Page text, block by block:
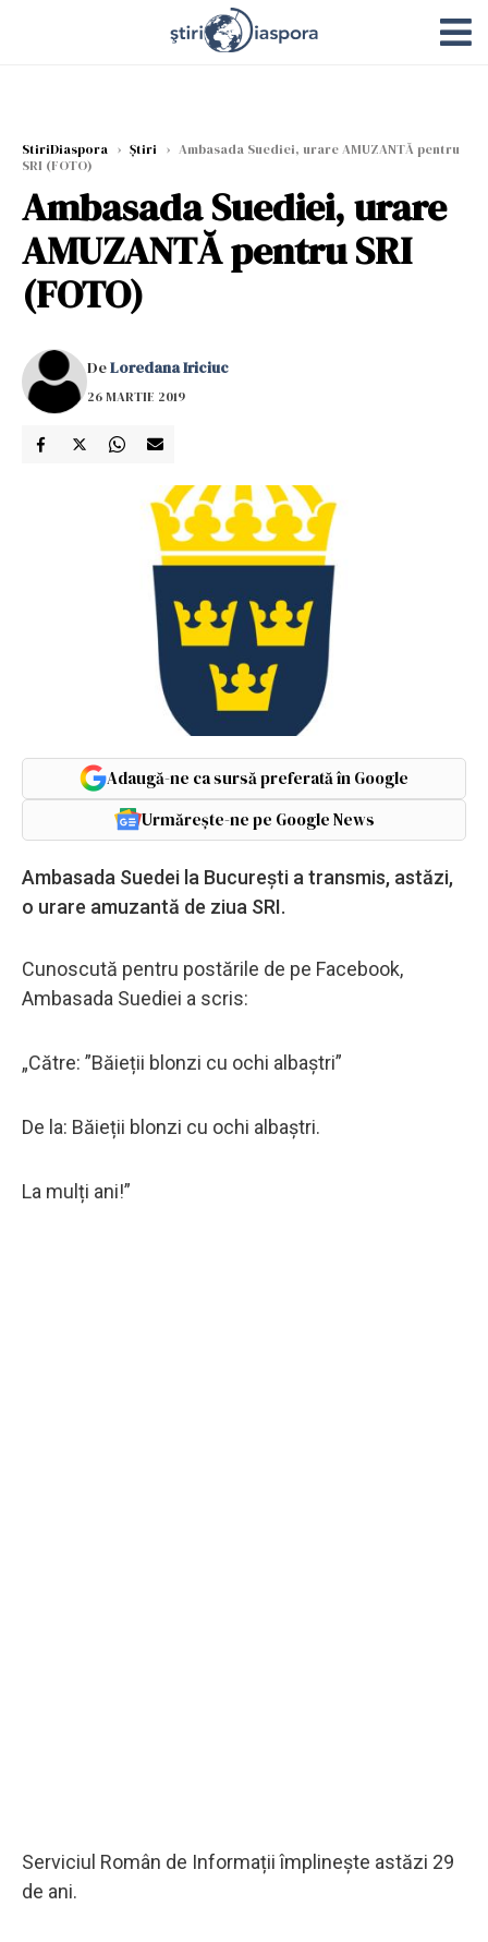
StiriDiaspora › Știri › Ambasada Suediei, urare AMUZANTĂ pentru
SRI (FOTO)
Ambasada Suediei, urare
AMUZANTĂ pentru SRI
(FOTO)
DeLoredana Iriciuc
26 MARTIE 2019
Adaugă-ne ca sursă preferată în Google
Urmărește-ne pe Google News
Ambasada Suedei la București a transmis, astăzi,
o urare amuzantă de ziua SRI.
Cunoscută pentru postările de pe Facebook,
Ambasada Suediei a scris:
„Către: ”Băieții blonzi cu ochi albaștri”
De la: Băieții blonzi cu ochi albaștri.
La mulți ani!”
Serviciul Român de Informații împlinește astăzi 29
de ani.